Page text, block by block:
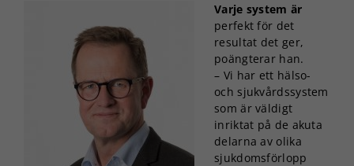
Varje system är
perfekt för det
resultat det ger,
poängterar han.
– Vi har ett hälso-
och sjukvårdssystem
som är väldigt
inriktat på de akuta
delarna av olika
sjukdomsförlopp